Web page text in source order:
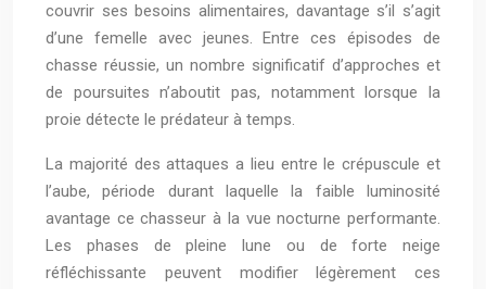
couvrir ses besoins alimentaires, davantage s’il s’agit
d’une femelle avec jeunes. Entre ces épisodes de
chasse réussie, un nombre significatif d’approches et
de poursuites n’aboutit pas, notamment lorsque la
proie détecte le prédateur à temps.
La majorité des attaques a lieu entre le crépuscule et
l’aube, période durant laquelle la faible luminosité
avantage ce chasseur à la vue nocturne performante.
Les phases de pleine lune ou de forte neige
réfléchissante peuvent modifier légèrement ces